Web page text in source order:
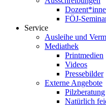
FÖJ-
Service
Ausleihe und
Mediathek
Printmedien
Videos
Pressebilder
Externe Angebote
Pilzberatung
Natürlich